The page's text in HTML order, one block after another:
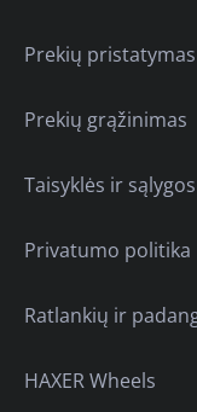
Prekių pristatymas
Prekių grąžinimas
Taisyklės ir sąlygos
Privatumo politika
Ratlankių ir
HAXER Wheels